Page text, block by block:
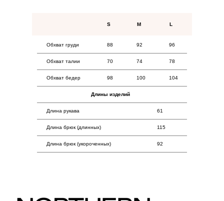
Длина брюк (укороченных) 92
Длина брюк (длинных) 115
Длина рукава 61
Длины изделий
98 100 104
Обхват бедер
70 74 78
Обхват талии
88 96
92
Обхват груди
S M L